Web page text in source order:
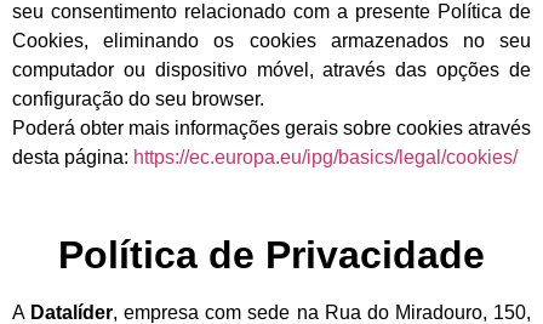
seu consentimento relacionado com a presente Política de
Cookies, eliminando os cookies armazenados no seu
computador ou dispositivo móvel, através das opções de
configuração do seu browser.
Poderá obter mais informações gerais sobre cookies através
desta página: https://ec.europa.eu/ipg/basics/legal/cookies/
Política de Privacidade
A Datalíder, empresa com sede na Rua do Miradouro, 150,